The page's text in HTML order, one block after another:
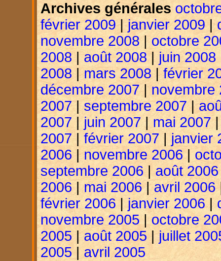
Archives générales
février 2009| janvier 2009|
novembre 2008| octobre
2008|août 2008 | juin 2008
2008| mars 2008| février
décembre 2007 | novembre
2007| septembre 2007 |
2007| juin 2007 |mai 2007
2007|février 2007| janvier
2006| novembre 2006
septembre 2006
août 2006
2006| mai 2006|avril 2006
février 2006
janvier 2006|
novembre 2005
octobre
2005 |août 2005|juillet
2005| avril 2005